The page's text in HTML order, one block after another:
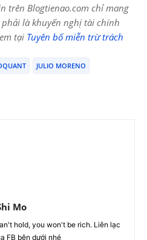
trên Blogtienao.com chỉ mang
là khuyến nghị tài chính
tại Tuyên bố miễn trừ trách
JULIO MORENO
Mo
hold, you won't be rich. Liên lạc
FB bên dưới nhé